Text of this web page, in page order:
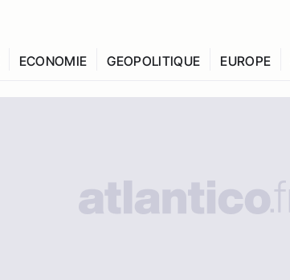
ECONOMIE GEOPOLITIQUE EUROPE